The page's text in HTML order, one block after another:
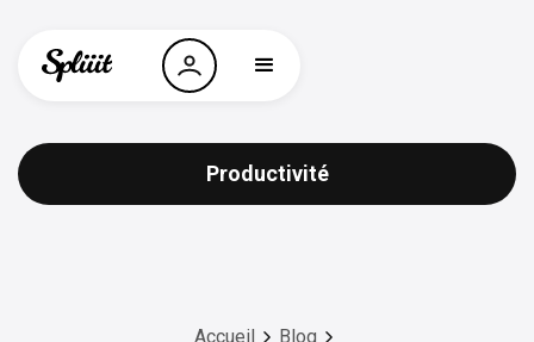
Productivité
Accueil
Blog